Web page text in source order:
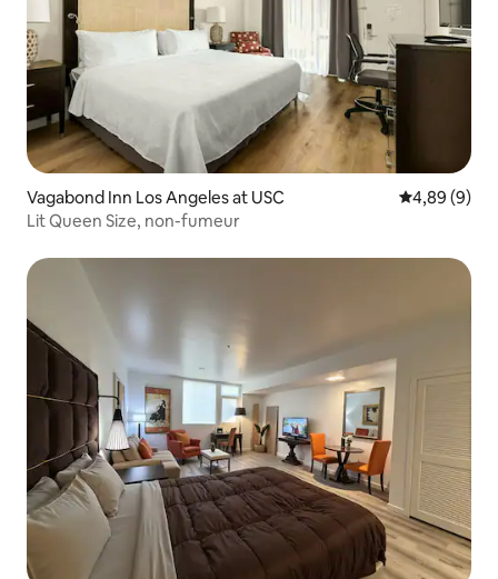
Vagabond Inn Los Angeles at USC Évaluation
4,89 (9)
Lit Queen Size, non-fumeur